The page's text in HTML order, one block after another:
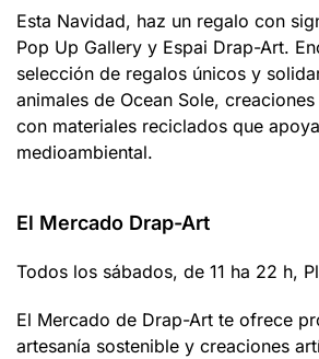
Esta Navidad, haz un regalo con
Pop Up Gallery y Espai Drap-Art.
selección de regalos únicos y
animales de Ocean Sole,
con materiales reciclados que
medioambiental.
El Mercado Drap-Art
Todos los sábados, de 11 ha 22 h,
El Mercado de Drap-Art te ofrece
artesanía sostenible y creaciones